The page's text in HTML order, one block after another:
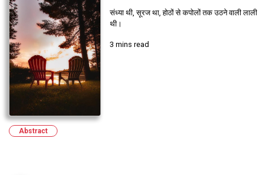
संध्या थी, सूरज था, होठों से कपोलों तक उठने वाली लाली
थी।
3 mins read
Abstract